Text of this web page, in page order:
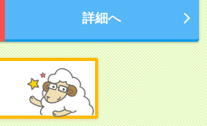
詳細へ